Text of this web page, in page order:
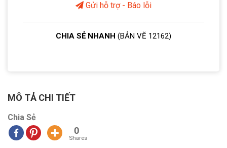
Gửi hỗ trợ - Báo lỗi
CHIA SẺ NHANH (BẢN VẼ 12162)
MÔ TẢ CHI TIẾT
Chia Sẻ
0
Shares